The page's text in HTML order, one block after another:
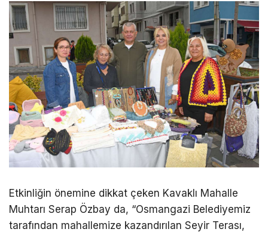
Etkinliğin önemine dikkat çeken Kavaklı Mahalle
Muhtarı Serap Özbay da, “Osmangazi Belediyemiz
tarafından mahallemize kazandırılan Seyir Terası,